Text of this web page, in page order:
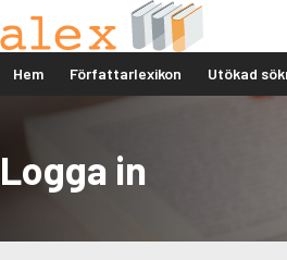
Hem Författarlexikon Utökad
Logga in